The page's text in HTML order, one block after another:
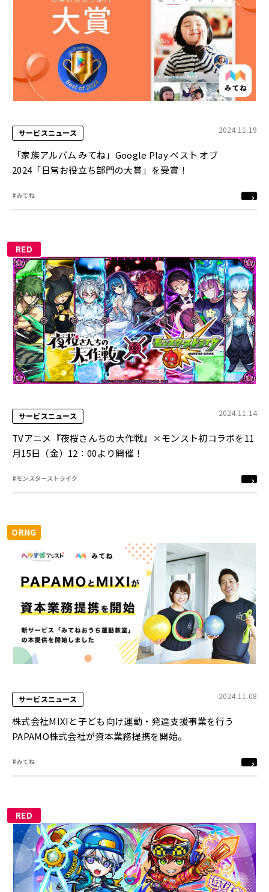
サービスニュース 2024.11.19
「家族アルバム みてね」Google Play ベスト オブ
2024「日常お役立ち部門の大賞」を受賞！
#みてね
RED
サービスニュース 2024.11.14
TVアニメ『夜桜さんちの大作戦』×モンスト初コラボを11
月15日（金）12：00より開催！
#モンスターストライク
ORNG
サービスニュース 2024.11.08
株式会社MIXIと子ども向け運動・発達支援事業を行う
PAPAMO株式会社が資本業務提携を開始。
#みてね
RED